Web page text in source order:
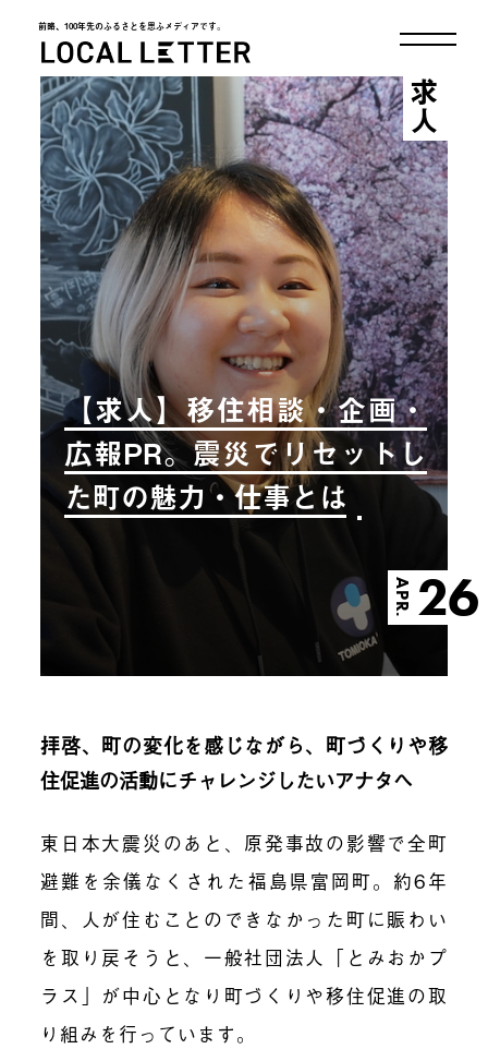
前略、100年先のふるさとを思ふメディアです。
LOCAL LETTER
【求人】移住相談・企画・
広報PR。震災でリセットし
た町の魅力・仕事とは
APR. 26
求人
拝啓、町の変化を感じながら、町づくりや移
住促進の活動にチャレンジしたいアナタへ
東日本大震災のあと、原発事故の影響で全町
避難を余儀なくされた福島県富岡町。約6年
間、人が住むことのできなかった町に賑わい
を取り戻そうと、一般社団法人「とみおかプ
ラス」が中心となり町づくりや移住促進の取
り組みを行っています。